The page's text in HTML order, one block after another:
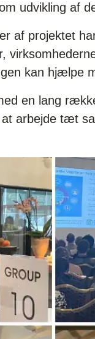
udvikling af
af projektet
kan hjælpe
en lang
arbejde tæt